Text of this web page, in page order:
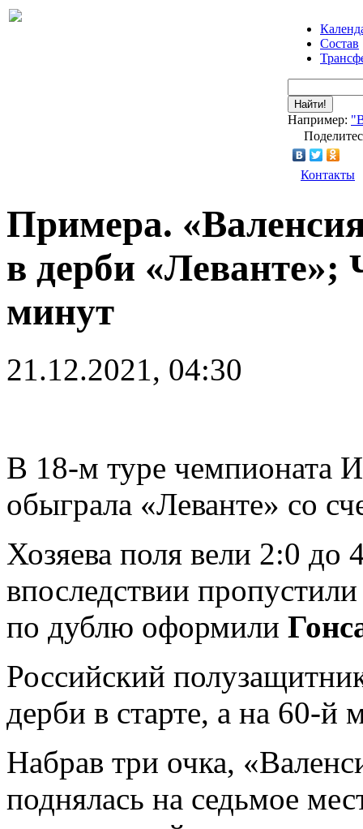
Состав
Найти!
Например:
Контакты
Примера.
в дерби
минут
21.12.2021, 04:30
В 18-м туре чемпионата
обыграла «Леванте» со
Хозяева поля вели 2:0
впоследствии
по дублю оформили
Российский
дерби в старте, а на 60-й
Набрав три очка,
поднялась на седьмое